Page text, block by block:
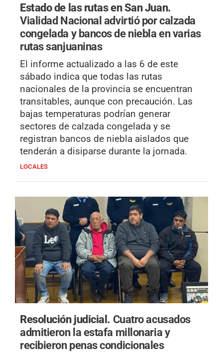
Estado de las rutas en San Juan.
Vialidad Nacional advirtió por calzada
congelada y bancos de niebla en varias
rutas sanjuaninas
El informe actualizado a las 6 de este
sábado indica que todas las rutas
nacionales de la provincia se encuentran
transitables, aunque con precaución. Las
bajas temperaturas podrían generar
sectores de calzada congelada y se
registran bancos de niebla aislados que
tenderán a disiparse durante la jornada.
LOCALES
Resolución judicial. Cuatro acusados
admitieron la estafa millonaria y
recibieron penas condicionales